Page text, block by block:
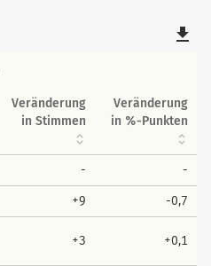
file_download
Veränderung
in Stimmen
Veränderung
in %-Punkten
- -
+9 -0,7
+3 +0,1